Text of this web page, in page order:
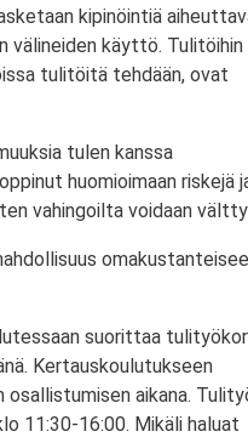
kipinöintiä
välineiden käyttö.
tulitöitä tehdään, ovat
tulen kanssa
huomioimaan riskejä
vahingoilta voidaan
suorittaa
Kertauskoulutukseen
aikana.
11:30-16:00. Mikäli haluat